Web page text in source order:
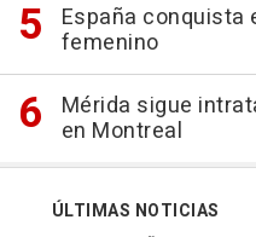
España conquista
femenino
Mérida sigue
en Montreal
ÚLTIMAS NOTICIAS